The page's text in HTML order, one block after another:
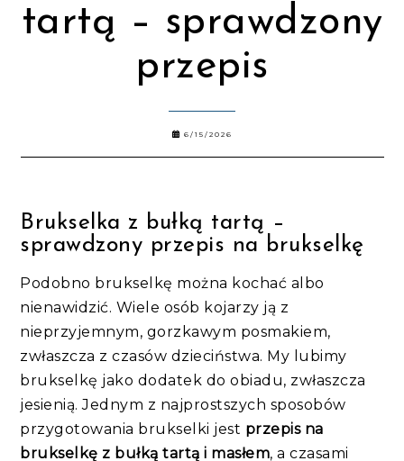
tartą – sprawdzony
przepis
6/15/2026
Brukselka z bułką tartą –
sprawdzony przepis na brukselkę
Podobno brukselkę można kochać albo
nienawidzić. Wiele osób kojarzy ją z
nieprzyjemnym, gorzkawym posmakiem,
zwłaszcza z czasów dzieciństwa. My lubimy
brukselkę jako dodatek do obiadu, zwłaszcza
jesienią. Jednym z najprostszych sposobów
przygotowania brukselki jest przepis na
brukselkę z bułką tartą i masłem, a czasami